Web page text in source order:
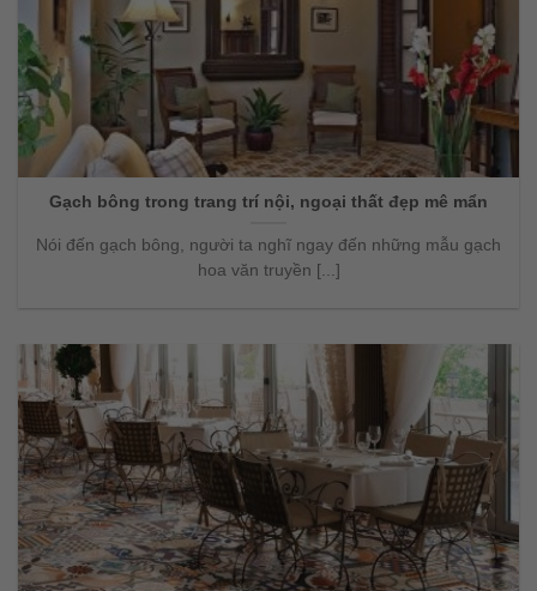
Gạch bông trong trang trí nội, ngoại thất đẹp mê mẩn
Nói đến gạch bông, người ta nghĩ ngay đến những mẫu gạch
hoa văn truyền [...]